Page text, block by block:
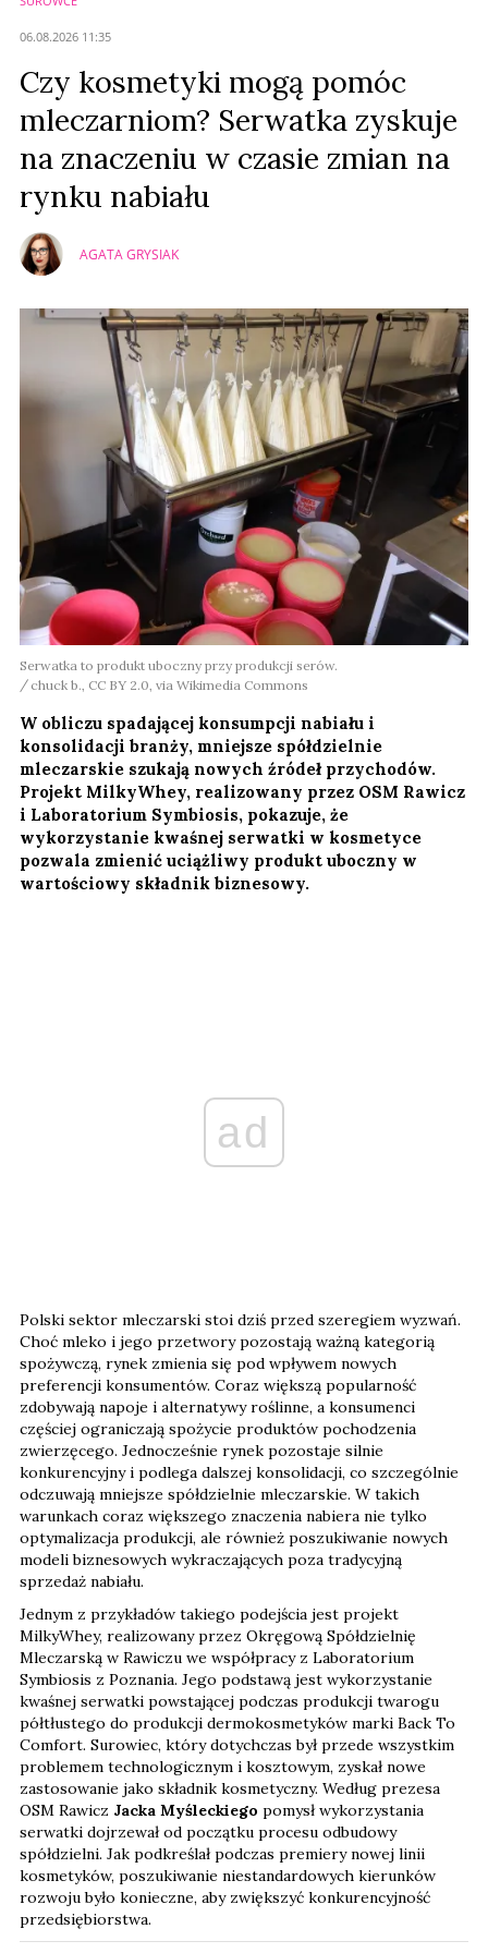
06.08.2026 11:35
Czy kosmetyki mogą pomóc
mleczarniom? Serwatka zyskuje
na znaczeniu w czasie zmian na
rynku nabiału
AGATA GRYSIAK
Serwatka to produkt uboczny przy produkcji serów.
chuck b., CC BY 2.0, via Wikimedia Commons
W obliczu spadającej konsumpcji nabiału i
konsolidacji branży, mniejsze spółdzielnie
mleczarskie szukają nowych źródeł przychodów.
Projekt MilkyWhey, realizowany przez OSM Rawicz
i Laboratorium Symbiosis, pokazuje, że
wykorzystanie kwaśnej serwatki w kosmetyce
pozwala zmienić uciążliwy produkt uboczny w
wartościowy składnik biznesowy.
ad
Polski sektor mleczarski stoi dziś przed szeregiem wyzwań.
Choć mleko i jego przetwory pozostają ważną kategorią
spożywczą, rynek zmienia się pod wpływem nowych
preferencji konsumentów. Coraz większą popularność
zdobywają napoje i alternatywy roślinne, a konsumenci
częściej ograniczają spożycie produktów pochodzenia
zwierzęcego. Jednocześnie rynek pozostaje silnie
konkurencyjny i podlega dalszej konsolidacji, co szczególnie
odczuwają mniejsze spółdzielnie mleczarskie. W takich
warunkach coraz większego znaczenia nabiera nie tylko
optymalizacja produkcji, ale również poszukiwanie nowych
modeli biznesowych wykraczających poza tradycyjną
sprzedaż nabiału.
Jednym z przykładów takiego podejścia jest projekt
MilkyWhey, realizowany przez Okręgową Spółdzielnię
Mleczarską w Rawiczu we współpracy z Laboratorium
Symbiosis z Poznania. Jego podstawą jest wykorzystanie
kwaśnej serwatki powstającej podczas produkcji twarogu
półtłustego do produkcji dermokosmetyków marki Back To
Comfort. Surowiec, który dotychczas był przede wszystkim
problemem technologicznym i kosztowym, zyskał nowe
zastosowanie jako składnik kosmetyczny. Według prezesa
OSM Rawicz Jacka Myśleckiego pomysł wykorzystania
serwatki dojrzewał od początku procesu odbudowy
spółdzielni. Jak podkreślał podczas premiery nowej linii
kosmetyków, poszukiwanie niestandardowych kierunków
rozwoju było konieczne, aby zwiększyć konkurencyjność
przedsiębiorstwa.